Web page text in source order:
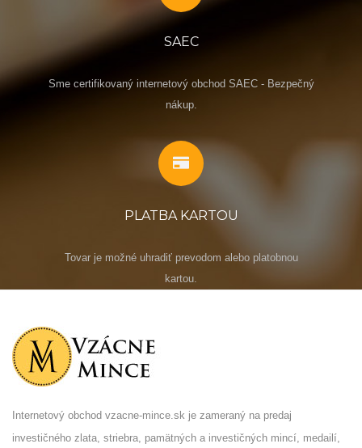
SAEC
Sme certifikovaný internetový obchod SAEC - Bezpečný
nákup.
PLATBA KARTOU
Tovar je možné uhradiť prevodom alebo platobnou
kartou.
Internetový obchod vzacne-mince.sk je zameraný na predaj
investičného zlata, striebra, pamätných a investičných mincí, medailí,